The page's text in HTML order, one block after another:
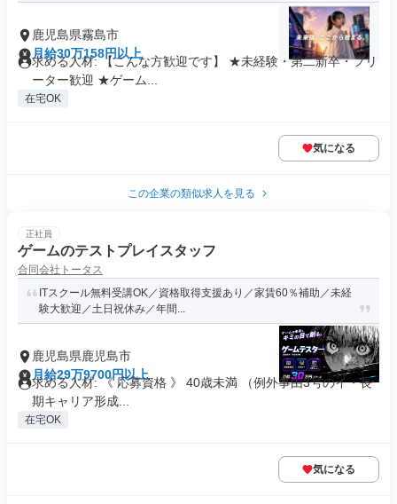
鹿児島県霧島市
月給30万158円以上
求める人材: 【こんな方歓迎です】 ★未経験・第二新卒・フリ
ーター歓迎 ★ゲーム...
在宅OK
気になる
この企業の類似求人を見る
正社員
ゲームのテストプレイスタッフ
合同会社トータス
ITスクール無料受講OK／資格取得支援あり／家賃60％補助／未経
験大歓迎／土日祝休み／年間...
鹿児島県鹿児島市
月給29万9700円以上
求める人材: 《 応募資格 》 40歳未満 （例外事由3号のイ・長
期キャリア形成...
在宅OK
気になる